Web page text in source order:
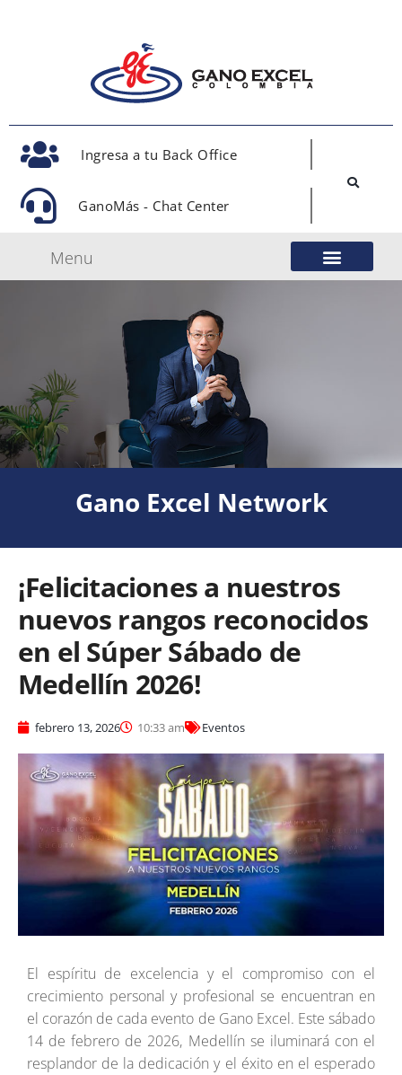
Ingresa a tu Back Office
GanoMás - Chat Center
Menu
Gano Excel Network
¡Felicitaciones a nuestros
nuevos rangos reconocidos
en el Súper Sábado de
Medellín 2026!
febrero 13, 2026 10:33 am Eventos
El espíritu de excelencia y el compromiso con el
crecimiento personal y profesional se encuentran en
el corazón de cada evento de Gano Excel. Este sábado
14 de febrero de 2026, Medellín se iluminará con el
resplandor de la dedicación y el éxito en el esperado